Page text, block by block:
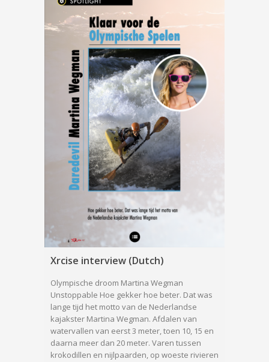
Xrcise interview (Dutch)
Olympische droom Martina Wegman
Unstoppable Hoe gekker hoe beter. Dat was
lange tijd het motto van de Nederlandse
kajakster Martina Wegman. Afdalen van
watervallen van eerst 3 meter, toen 10, 15 en
daarna meer dan 20 meter. Varen tussen
krokodillen en nijlpaarden, op woeste rivieren